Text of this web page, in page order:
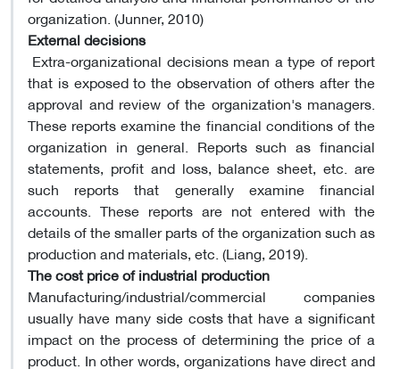
organization. (Junner, 2010)
External decisions
Extra-organizational decisions mean a type of report
that is exposed to the observation of others after the
approval and review of the organization's managers.
These reports examine the financial conditions of the
organization in general. Reports such as financial
statements, profit and loss, balance sheet, etc. are
such reports that generally examine financial
accounts. These reports are not entered with the
details of the smaller parts of the organization such as
production and materials, etc. (Liang, 2019).
The cost price of industrial production
Manufacturing/industrial/commercial companies
usually have many side costs that have a significant
impact on the process of determining the price of a
product. In other words, organizations have direct and